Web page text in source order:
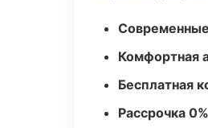
Комфортная
Бесплатная
Рассрочка